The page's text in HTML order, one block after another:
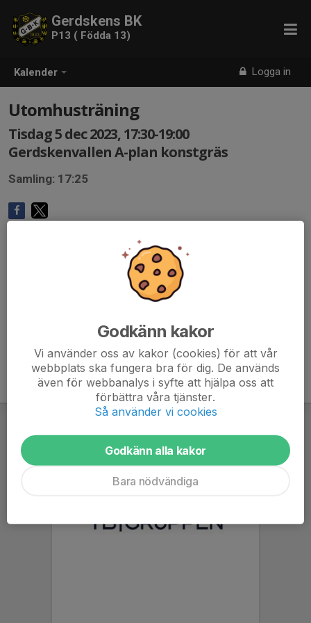
Kalender Logga in
Gerdskens BK
P13 ( Födda 13)
Utomhusträning
Tisdag 5 dec 2023, 17:30-19:00
Gerdskenvallen A-plan konstgräs
Samling: 17:25
Godkänn kakor
Vi använder oss av kakor (cookies) för att vår
webbplats ska fungera bra för dig. De används
även för webbanalys i syfte att hjälpa oss att
förbättra våra tjänster.
Så använder vi cookies
Godkänn alla kakor
Bara nödvändiga